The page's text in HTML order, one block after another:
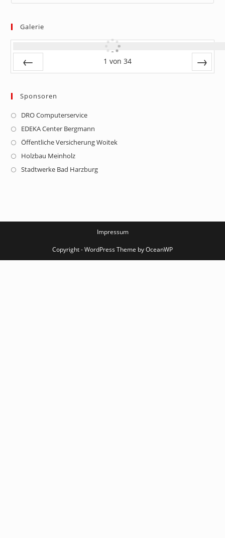
Galerie
1 von 34
Sponsoren
DRO ComputerserviceOpens
in
a
EDEKA Center Bergmann
in
new
Öffentliche Versicherung WoitekOpens
Holzbau MeinholzOpens
in
Stadtwerke Bad HarzburgOpens
tab
Impressum
Copyright - WordPress Theme by OceanWP